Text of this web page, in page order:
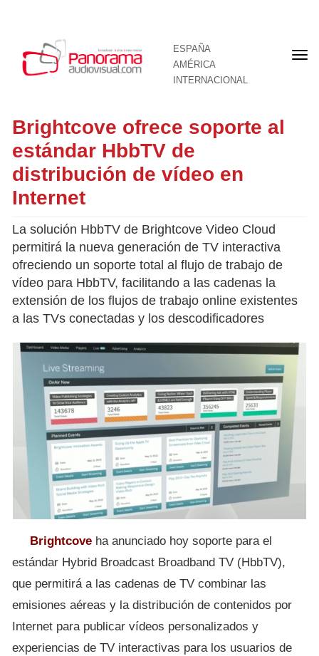
ESPAÑA
AMÉRICA
INTERNACIONAL
Brightcove ofrece soporte al
estándar HbbTV de
distribución de vídeo en
Internet
La solución HbbTV de Brightcove Video Cloud
permitirá la nueva generación de TV interactiva
ofreciendo un soporte total al flujo de trabajo de
vídeo para HbbTV, facilitando a las cadenas la
extensión de los flujos de trabajo online existentes
a las TVs conectadas y los descodificadores
Brightcove ha anunciado hoy soporte para el
estándar Hybrid Broadcast Broadband TV (HbbTV),
que permitirá a las cadenas de TV combinar las
emisiones aéreas y la distribución de contenidos por
Internet para publicar vídeos personalizados y
experiencias de TV interactivas para los usuarios de